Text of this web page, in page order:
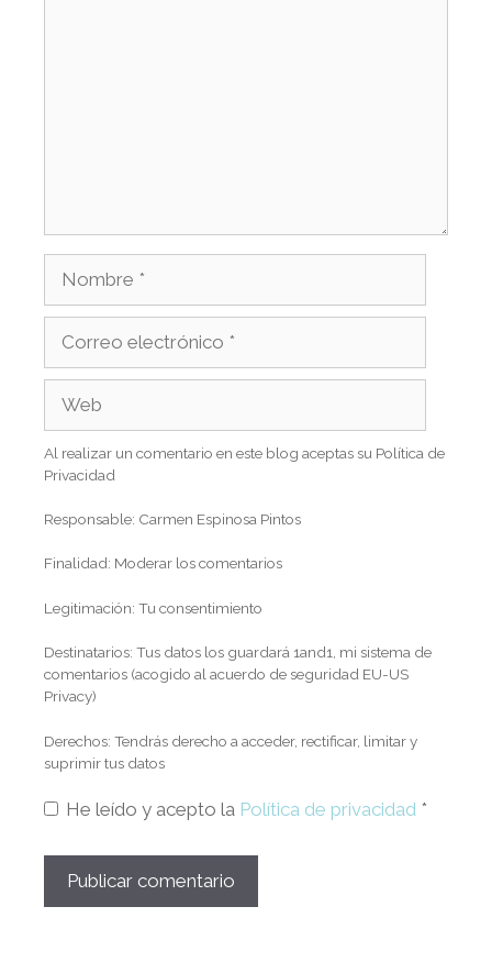
Al realizar un comentario en este blog aceptas su Política de
Privacidad
Responsable: Carmen Espinosa Pintos
Finalidad: Moderar los comentarios
Legitimación: Tu consentimiento
Destinatarios: Tus datos los guardará 1and1, mi sistema de
comentarios (acogido al acuerdo de seguridad EU-US
Privacy)
Derechos: Tendrás derecho a acceder, rectificar, limitar y
suprimir tus datos
He leído y acepto la Política de privacidad *